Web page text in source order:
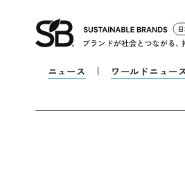
ニュース ワールドニュー